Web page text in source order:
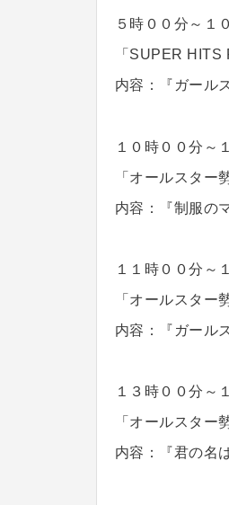
５時００分～１
「SUPER
内容：『ガール
１０時００分～
「オールスター
内容：『制服の
１１時００分～
「オールスター
内容：『ガール
１３時００分～
「オールスター
内容：『君の名